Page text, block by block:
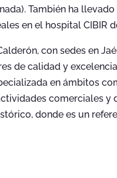
También ha
en el hospital CIBIR
con sedes en
de calidad y
en ámbitos
comerciales y
donde es un